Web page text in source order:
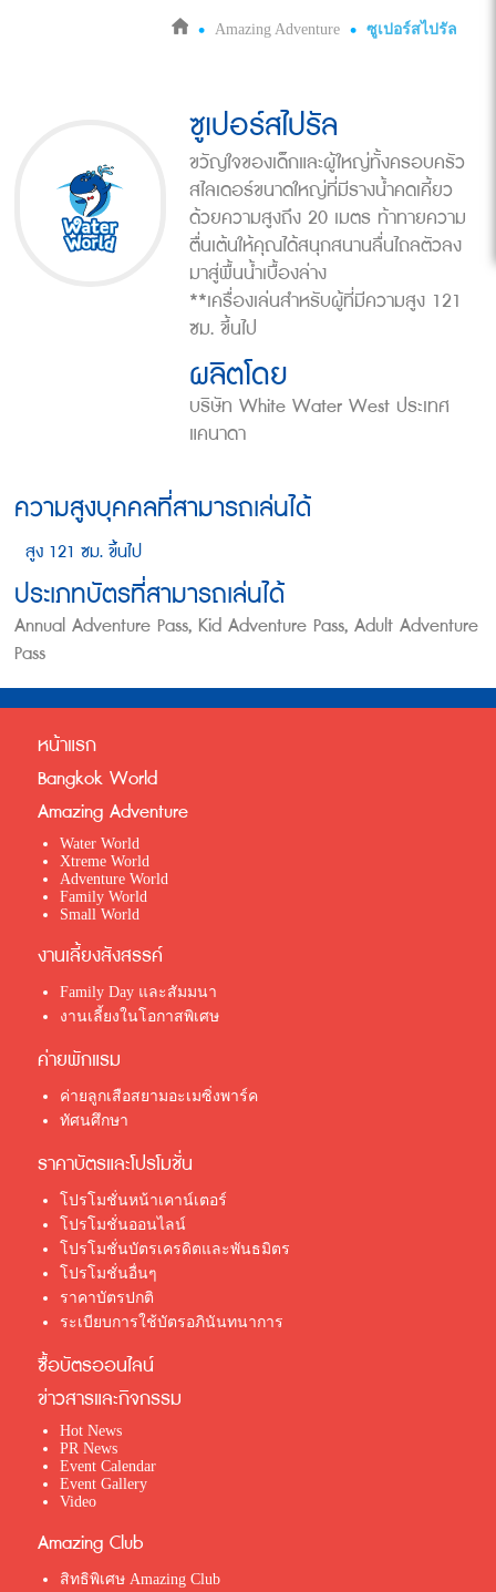
Amazing Adventure ซูเปอร์สไปรัล
ซูเปอร์สไปรัล
ขวัญใจของเด็กและผู้ใหญ่ทั้งครอบครัว
สไลเดอร์ขนาดใหญ่ที่มีรางน้ำคดเคี้ยว
ด้วยความสูงถึง 20 เมตร ท้าทายความ
ตื่นเต้นให้คุณได้สนุกสนานลื่นไถลตัวลง
มาสู่พื้นน้ำเบื้องล่าง
**เครื่องเล่นสำหรับผู้ที่มีความสูง 121
ซม. ขึ้นไป
ผลิตโดย
บริษัท White Water West ประเทศ
แคนาดา
ความสูงบุคคลที่สามารถเล่นได้
สูง 121 ซม. ขึ้นไป
ประเภทบัตรที่สามารถเล่นได้
Annual Adventure Pass, Kid Adventure Pass, Adult Adventure
Pass
หน้าแรก
Bangkok World
Amazing Adventure
Water World
Xtreme World
Adventure World
Family World
Small World
งานเลี้ยงสังสรรค์
Family Day และสัมมนา
งานเลี้ยงในโอกาสพิเศษ
ค่ายพักแรม
ค่ายลูกเสือสยามอะเมซิ่งพาร์ค
ทัศนศึกษา
ราคาบัตรและโปรโมชั่น
โปรโมชั่นหน้าเคาน์เตอร์
โปรโมชั่นออนไลน์
โปรโมชั่นบัตรเครดิตและพันธมิตร
โปรโมชั่นอื่นๆ
ราคาบัตรปกติ
ระเบียบการใช้บัตรอภินันทนาการ
ซื้อบัตรออนไลน์
ข่าวสารและกิจกรรม
Hot News
PR News
Event Calendar
Event Gallery
Video
Amazing Club
สิทธิพิเศษ Amazing Club